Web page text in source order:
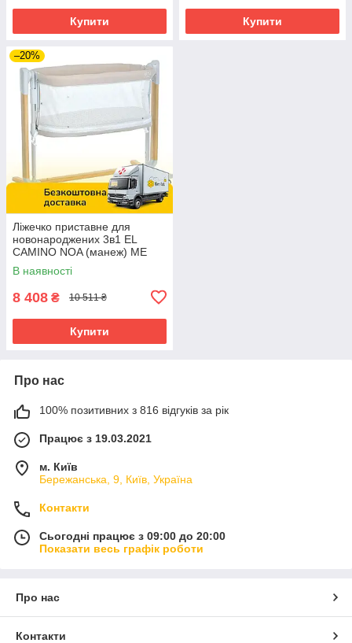
Купити Купити
–20%
Ліжечко приставне для
новонароджених 3в1 EL
CAMINO NOA (манеж) ME
1125-W Beige Бежеве
В наявності
8 408 ₴ 10 511 ₴
Купити
Про нас
100% позитивних з 816 відгуків за рік
Працює з 19.03.2021
м. Київ
Бережанська, 9, Київ, Україна
Контакти
Сьогодні працює з 09:00 до 20:00
Показати весь графік роботи
Про нас
Контакти